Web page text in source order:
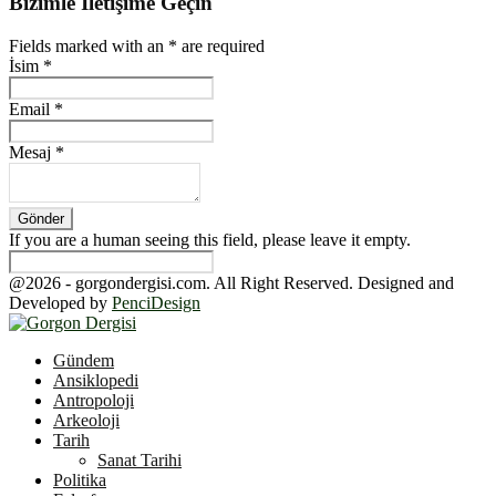
Fields marked with an * are required
İsim *
Email *
Mesaj *
If you are a human seeing this field, please leave it empty.
@2026 - gorgondergisi.com. All Right Reserved. Designed and
Developed by PenciDesign
Gündem
Ansiklopedi
Antropoloji
Arkeoloji
Tarih
Sanat Tarihi
Politika